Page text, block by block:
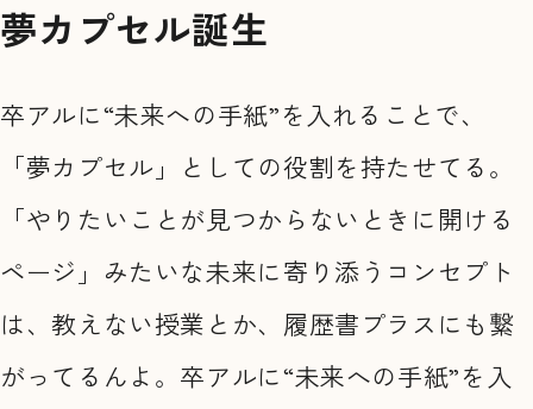
夢カプセル誕生
卒アルに“未来への手紙”を入れることで、
「夢カプセル」としての役割を持たせてる。
「やりたいことが見つからないときに開ける
ページ」みたいな未来に寄り添うコンセプト
は、教えない授業とか、履歴書プラスにも繋
がってるんよ。卒アルに“未来への手紙”を入